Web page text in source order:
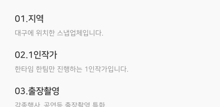
01.지역
대구에 위치한 스냅업체입니다.
02.1인작가
한타임 한팀만 진행하는 1인작가입니다.
03.출장촬영